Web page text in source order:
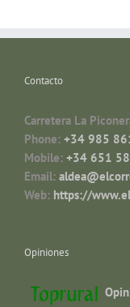
Contacto
Carretera La
Phone: +34 985
Mobile: +34 651
Email:
Web: https://
Opiniones